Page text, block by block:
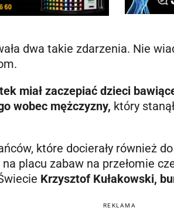
dwa takie zdarzenia. Nie
miał zaczepiać dzieci
wobec mężczyzny, który
które docierały również
placu zabaw na przełomie
Krzysztof Kułakowski,
REKLAMA